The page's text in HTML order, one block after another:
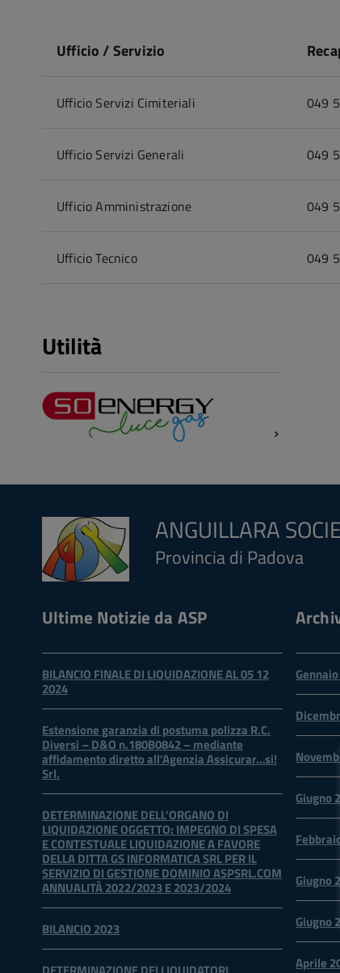
Ufficio / Servizio
Ufficio Servizi Cimiteriali 049
Ufficio Servizi Generali 049
Ufficio Amministrazione 049
Ufficio Tecnico 049
Utilità
ANGUILLARA
Provincia di Padova
Ultime Notizie da ASP
BILANCIO FINALE DI LIQUIDAZIONE AL 05 12
2024
Estensione garanzia di postuma polizza R.C.
Diversi – D&O n.180B0842 – mediante
affidamento diretto all’Agenzia Assicurar…si!
Srl.
DETERMINAZIONE DELL’ORGANO DI
LIQUIDAZIONE OGGETTO: IMPEGNO DI SPESA
E CONTESTUALE LIQUIDAZIONE A FAVORE
DELLA DITTA GS INFORMATICA SRL PER IL
SERVIZIO DI GESTIONE DOMINIO ASPSRL.COM
ANNUALITÀ 2022/2023 E 2023/2024
BILANCIO 2023
Giugno
Febbraio
Giugno
Giugno
Aprile